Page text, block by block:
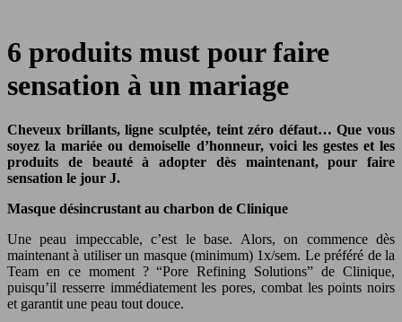
6 produits must pour faire
sensation à un mariage
Cheveux brillants, ligne sculptée, teint zéro défaut… Que vous
soyez la mariée ou demoiselle d’honneur, voici les gestes et les
produits de beauté à adopter dès maintenant, pour faire
sensation le jour J.
Masque désincrustant au charbon de Clinique
Une peau impeccable, c’est le base. Alors, on commence dès
maintenant à utiliser un masque (minimum) 1x/sem. Le préféré de la
Team en ce moment ? “Pore Refining Solutions” de Clinique,
puisqu’il resserre immédiatement les pores, combat les points noirs
et garantit une peau tout douce.